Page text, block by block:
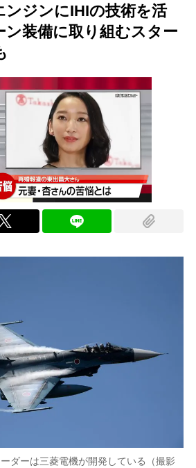
ンジンにIHIの技術を活
装備に取り組むスター
ダーは三菱電機が開発している（撮影